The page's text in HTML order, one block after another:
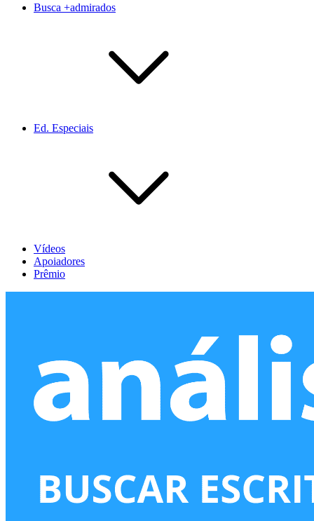
Busca +admirados
Ed. Especiais
Vídeos
Apoiadores
Prêmio